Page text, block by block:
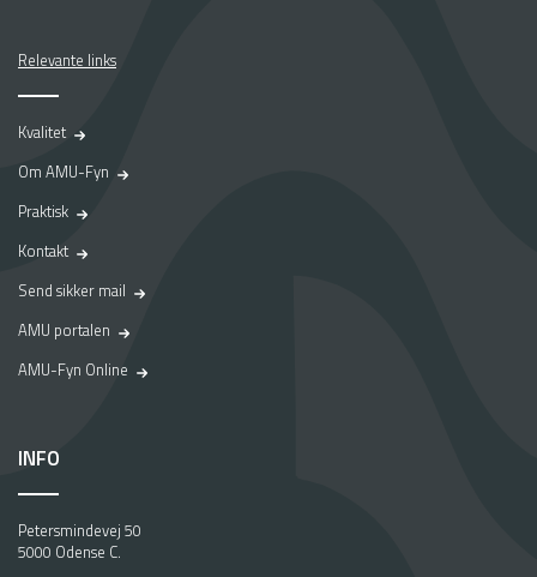
Relevante links
Kvalitet
Om AMU-Fyn
Praktisk
Kontakt
Send sikker mail
AMU portalen
AMU-Fyn Online
INFO
Petersmindevej 50
5000 Odense C.